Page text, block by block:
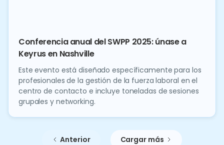
Conferencia anual del SWPP 2025: únase a
Keyrus en Nashville
Este evento está diseñado específicamente para los
profesionales de la gestión de la fuerza laboral en el
centro de contacto e incluye toneladas de sesiones
grupales y networking.
Anterior Cargar más